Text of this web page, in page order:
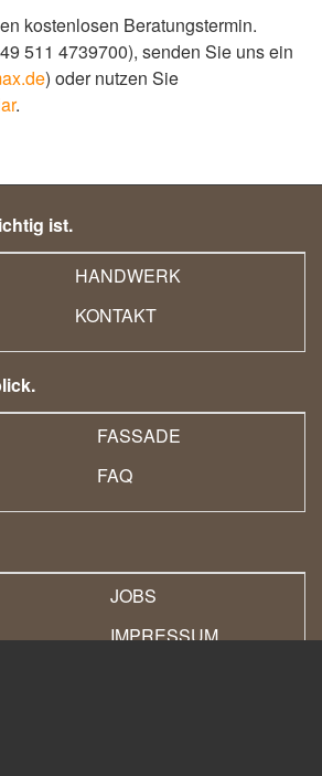
kostenlosen Beratungstermin.
511 4739700), senden Sie uns ein
) oder nutzen Sie
.
ist.
HANDWERK
KONTAKT
FASSADE
FAQ
JOBS
IMPRESSUM